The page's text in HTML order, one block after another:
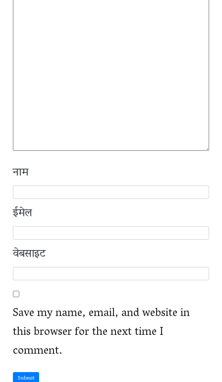
नाम
ईमेल
वेबसाइट
Save my name, email, and website in
this browser for the next time I
comment.
Submit